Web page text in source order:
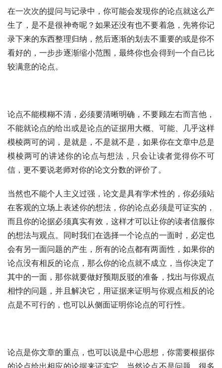
在一次次的提问与记录中，你可能会发现你的论点就这么产
生了，是不是很神奇呢？如果还没有也不要着急，先将你记
录下来的东西整理归纳，然后逐渐的划去不重要的或是你不
看好的，一步步逐渐缩小范围，最终你也会得到一个自己比
较满意的论点。
论点不能模糊不清，必须要清晰明确，不要顾左右而言他，
不能就论点的给出或是论点的证据用大概、可能、几乎这样
模棱两可的词，是就是，不是就不是，如果你在文章中总是
模棱两可的讲述你的论点与想法，只会让读者觉得你不可
信，更不要说老师对你的论文分数的评价了。
当然也不能个人主义过强，论文是具有学术性的，你必须站
在客观的立场上表述你的想法，你的论点必须是可证实的，
而且你的论据必须真实有效，这样才可以让你的读者信服你
的想法与观点。同时我们在选择一个论点的一面时，必定也
会有另一面问题的产生，所有的论点都有两面性，如果你的
论点没有相反的论点，那么你的论点就不成立，当你决定了
其中的一面，那你就要做好预期反驳的准备，找出与你观点
相悖的问题，并且解决它，用证据来证明与你观点相反的论
点是不可行的，也可以从侧面证明你论点的可行性。
论点是你文章的重点，也可以说是中心思想，你需要根据你
的论点给出相应的论据来证实它，当然论点不是问题，很多